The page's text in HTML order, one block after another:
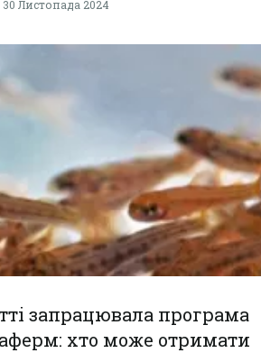
30 Листопада 2024
запрацювала програма
хто може отримати